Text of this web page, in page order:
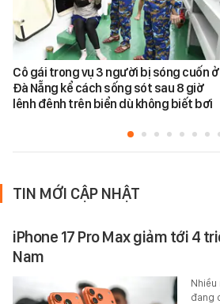
Cô gái trong vụ 3 người bị sóng cuốn ở
Đà Nẵng kể cách sống sót sau 8 giờ
lênh đênh trên biển dù không biết bơi
TIN MỚI CẬP NHẬT
iPhone 17 Pro Max giảm tới 4
Nam
Nhiều
đang